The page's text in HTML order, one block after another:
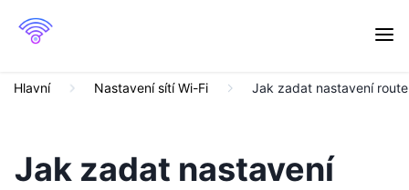
Hlavní Nastavení sítí Wi-Fi Jak zadat nastavení
Jak zadat nastavení